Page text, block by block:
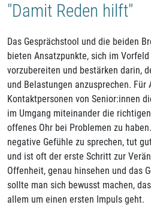
"Damit Reden hilft"
Das Gesprächstool und die beiden
bieten Ansatzpunkte, sich im
vorzubereiten und bestärken darin,
und Belastungen anzusprechen. Für
Kontaktpersonen von Senior:innen
im Umgang miteinander die
offenes Ohr bei Problemen zu
negative Gefühle zu sprechen, tut
und ist oft der erste Schritt zur
Offenheit, genau hinsehen und das
sollte man sich bewusst machen,
allem um einen ersten Impuls geht.